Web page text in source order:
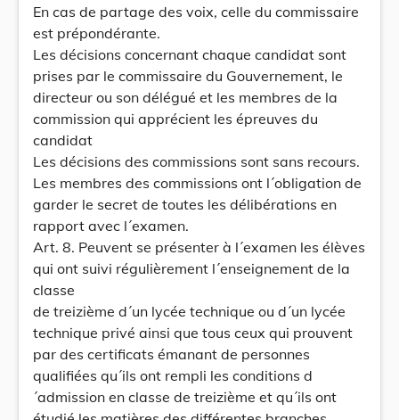
En cas de partage des voix, celle du commissaire
est prépondérante.
Les décisions concernant chaque candidat sont
prises par le commissaire du Gouvernement, le
directeur ou son délégué et les membres de la
commission qui apprécient les épreuves du
candidat
Les décisions des commissions sont sans recours.
Les membres des commissions ont l´obligation de
garder le secret de toutes les délibérations en
rapport avec l´examen.
Art. 8. Peuvent se présenter à l´examen les élèves
qui ont suivi régulièrement l´enseignement de la
classe
de treizième d´un lycée technique ou d´un lycée
technique privé ainsi que tous ceux qui prouvent
par des certificats émanant de personnes
qualifiées qu´ils ont rempli les conditions d
´admission en classe de treizième et qu´ils ont